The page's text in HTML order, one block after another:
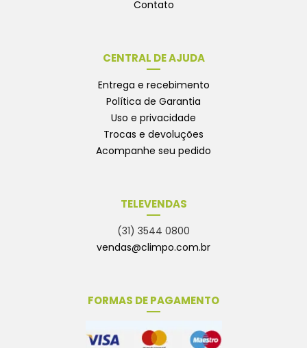
Contato
CENTRAL DE AJUDA
Entrega e recebimento
Política de Garantia
Uso e privacidade
Trocas e devoluções
Acompanhe seu pedido
TELEVENDAS
(31) 3544 0800
vendas@climpo.com.br
FORMAS DE PAGAMENTO